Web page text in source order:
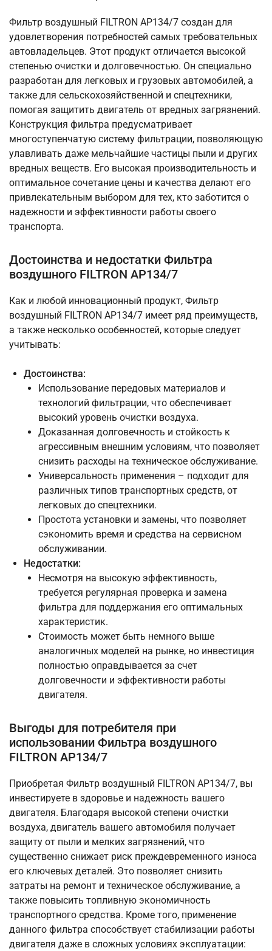
Фильтр воздушный FILTRON AP134/7 создан для
удовлетворения потребностей самых требовательных
автовладельцев. Этот продукт отличается высокой
степенью очистки и долговечностью. Он специально
разработан для легковых и грузовых автомобилей, а
также для сельскохозяйственной и спецтехники,
помогая защитить двигатель от вредных загрязнений.
Конструкция фильтра предусматривает
многоступенчатую систему фильтрации, позволяющую
улавливать даже мельчайшие частицы пыли и других
вредных веществ. Его высокая производительность и
оптимальное сочетание цены и качества делают его
привлекательным выбором для тех, кто заботится о
надежности и эффективности работы своего
транспорта.
Достоинства и недостатки Фильтра
воздушного FILTRON AP134/7
Как и любой инновационный продукт, Фильтр
воздушный FILTRON AP134/7 имеет ряд преимуществ,
а также несколько особенностей, которые следует
учитывать:
Достоинства:
Использование передовых материалов и
технологий фильтрации, что обеспечивает
высокий уровень очистки воздуха.
Доказанная долговечность и стойкость к
агрессивным внешним условиям, что позволяет
снизить расходы на техническое обслуживание.
Универсальность применения – подходит для
различных типов транспортных средств, от
легковых до спецтехники.
Простота установки и замены, что позволяет
сэкономить время и средства на сервисном
обслуживании.
Недостатки:
Несмотря на высокую эффективность,
требуется регулярная проверка и замена
фильтра для поддержания его оптимальных
характеристик.
Стоимость может быть немного выше
аналогичных моделей на рынке, но инвестиция
полностью оправдывается за счет
долговечности и эффективности работы
двигателя.
Выгоды для потребителя при
использовании Фильтра воздушного
FILTRON AP134/7
Приобретая Фильтр воздушный FILTRON AP134/7, вы
инвестируете в здоровье и надежность вашего
двигателя. Благодаря высокой степени очистки
воздуха, двигатель вашего автомобиля получает
защиту от пыли и мелких загрязнений, что
существенно снижает риск преждевременного износа
его ключевых деталей. Это позволяет снизить
затраты на ремонт и техническое обслуживание, а
также повысить топливную экономичность
транспортного средства. Кроме того, применение
данного фильтра способствует стабилизации работы
двигателя даже в сложных условиях эксплуатации: